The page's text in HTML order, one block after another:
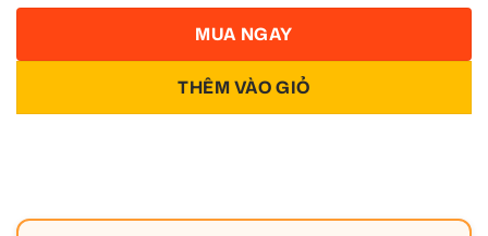
THÊM VÀO GIỎ
MUA NGAY